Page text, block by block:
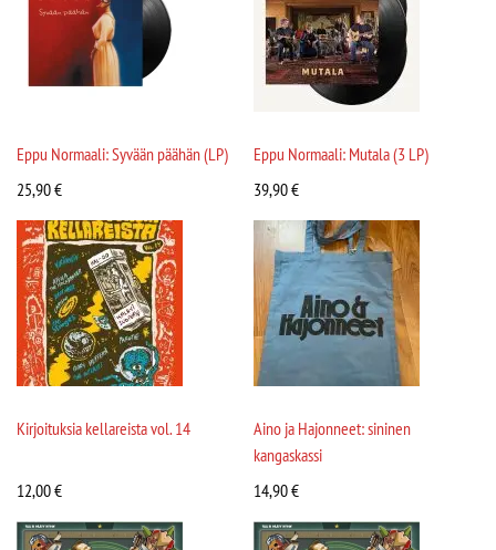
Eppu Normaali: Syvään päähän (LP)
25,90€
Eppu Normaali: Mutala (3 LP)
39,90€
Kirjoituksia kellareista vol. 14
12,00€
Aino ja Hajonneet: sininen
kangaskassi
14,90€